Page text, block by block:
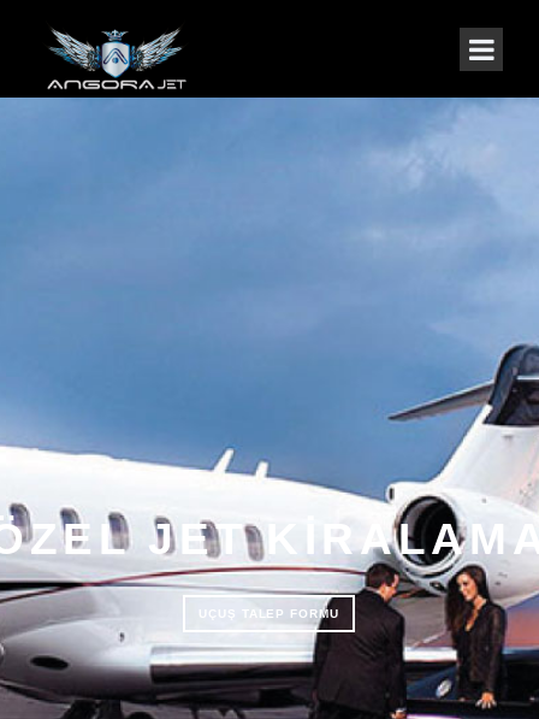
JET
UÇUŞ TALEP FORMU